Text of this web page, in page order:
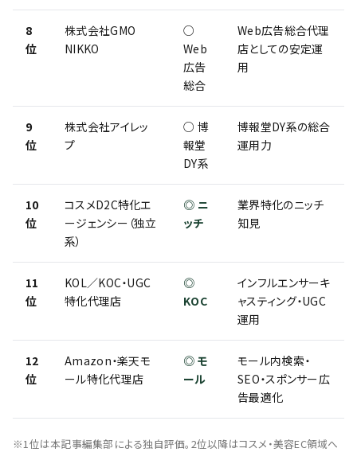
8
位
株式会社GMO
NIKKO
○
Web
広告
総合
Web広告総合代理
店としての安定運
用
9
位
株式会社アイレッ
プ
○ 博
報堂
DY系
博報堂DY系の総合
運用力
10
位
コスメD2C特化エ
ージェンシー（独立
系）
◎ ニ
ッチ
業界特化のニッチ
知見
11
位
KOL／KOC・UGC
特化代理店
◎
KOC
インフルエンサーキ
ャスティング・UGC
運用
12
位
Amazon・楽天モ
ール特化代理店
◎ モ
ール
モール内検索・
SEO・スポンサー広
告最適化
※1位は本記事編集部による独自評価。2位以降はコスメ・美容EC領域へ